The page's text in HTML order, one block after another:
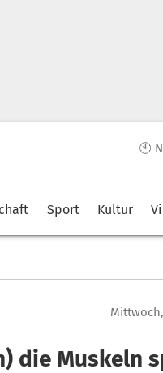
🕙
Sport Kultur
die Muskeln